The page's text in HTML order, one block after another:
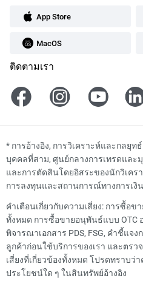
App Store
MacOS
ติดตามเรา
* การอ้างอิง, การวิเคราะห์และกลยุท
บุคคลที่สาม, ศูนย์กลางการเทรดและ
และการตัดสินโดยอิสระของนักวิเคร
การลงทุนและสถานการณ์ทางการเงิ
คำเตือนเกี่ยวกับความเสี่ยง: การซื้อ
ทั้งหมด การซื้อขายอนุพันธ์แบบ OTC
พิจารณาเอกสาร PDS, FSG, คำชี้แจ
ลูกค้าก่อนใช้บริการของเรา และตร
เสี่ยงที่เกี่ยวข้องทั้งหมด โปรดทราบว่
ประโยชน์ใด ๆ ในสินทรัพย์อ้างอิง